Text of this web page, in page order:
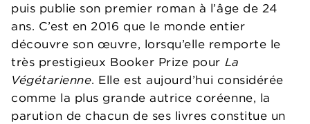
puis publie son premier roman à l’âge de 24
ans. C’est en 2016 que le monde entier
découvre son œuvre, lorsqu’elle remporte le
très prestigieux Booker Prize pour La
Végétarienne. Elle est aujourd’hui considérée
comme la plus grande autrice coréenne, la
parution de chacun de ses livres constitue un